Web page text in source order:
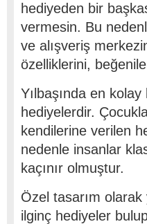
hediyeden bir
vermesin. Bu
ve alışveriş
özelliklerini,
Yılbaşında en
hediyelerdir.
kendilerine verilen
nedenle insanlar
kaçınır olmuştur.
Özel tasarım olarak
ilginç hediyeler